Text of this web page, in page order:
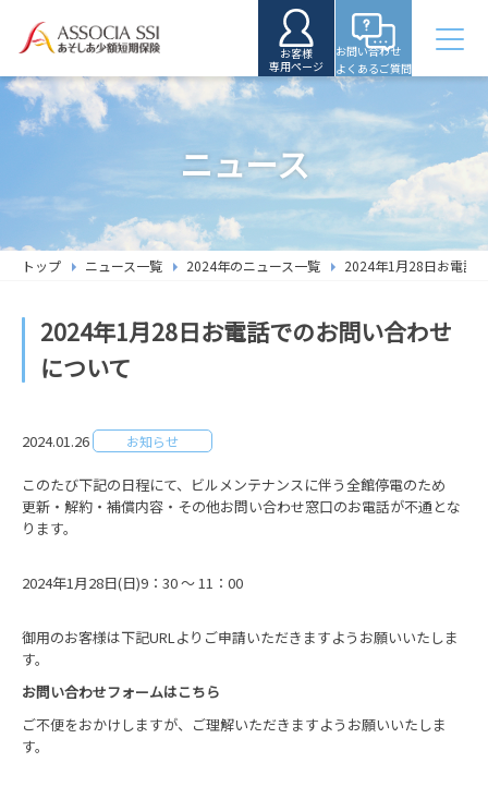
お客様
専用ページ
お問い合わせ
よくあるご質問
ニュース
トップ ニュース一覧 2024年のニュース一覧 2024年1月28日お電話
2024年1月28日お電話でのお問い合わせ
について
2024.01.26 お知らせ
このたび下記の日程にて、ビルメンテナンスに伴う全館停電のため
更新・解約・補償内容・その他お問い合わせ窓口のお電話が不通とな
ります。
2024年1月28日(日)9：30 ～ 11：00
御用のお客様は下記URLよりご申請いただきますようお願いいたしま
す。
お問い合わせフォームはこちら
ご不便をおかけしますが、ご理解いただきますようお願いいたしま
す。